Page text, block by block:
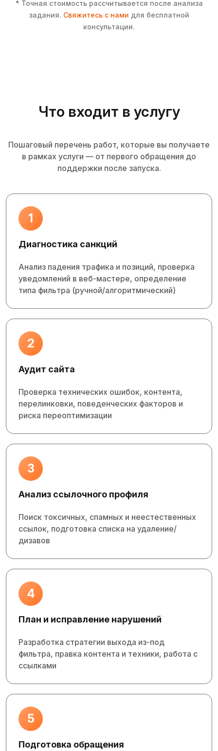
* Точная стоимость рассчитывается после анализа
задания. Свяжитесь с нами для бесплатной
консультации.
Что входит в услугу
Пошаговый перечень работ, которые вы получаете
в рамках услуги — от первого обращения до
поддержки после запуска.
1
Диагностика санкций
Анализ падения трафика и позиций, проверка
уведомлений в веб‑мастере, определение
типа фильтра (ручной/алгоритмический)
2
Аудит сайта
Проверка технических ошибок, контента,
перелинковки, поведенческих факторов и
риска переоптимизации
3
Анализ ссылочного профиля
Поиск токсичных, спамных и неестественных
ссылок, подготовка списка на удаление/
дизавов
4
План и исправление нарушений
Разработка стратегии выхода из‑под
фильтра, правка контента и техники, работа с
ссылками
5
Подготовка обращения